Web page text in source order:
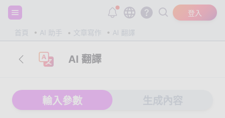
登入
首頁 AI 助手 文章寫作 AI 翻譯
註冊並獲得 20,000 個免費 tokens！
AI 翻譯
輸入參數